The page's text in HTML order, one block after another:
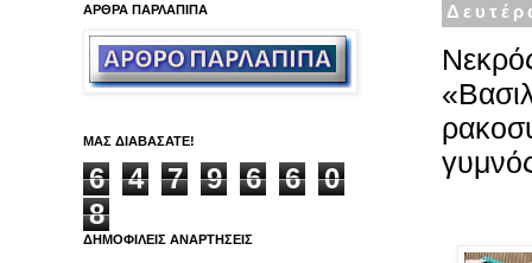
ΑΡΘΡΑ ΠΑΡΛΑΠΙΠΑ
ΜΑΣ ΔΙΑΒΑΣΑΤΕ!
6 4 7 9 6 6
0
8
ΔΗΜΟΦΙΛΕΙΣ ΑΝΑΡΤΗΣΕΙΣ